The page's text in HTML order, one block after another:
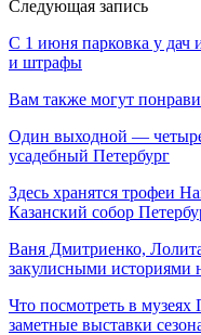
Следующая запись
С 1 июня парковка у дач
и штрафы
Вам также могут
Один выходной —
усадебный Петербург
Здесь хранятся трофеи
Казанский собор
Ваня Дмитриенко,
закулисными
Что посмотреть в музеях
заметные выставки